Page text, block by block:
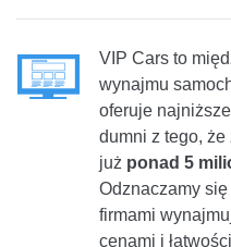
VIP Cars to
wynajmu
oferuje
dumni z tego, że
już ponad 5
Odznaczamy
firmami
cenami i